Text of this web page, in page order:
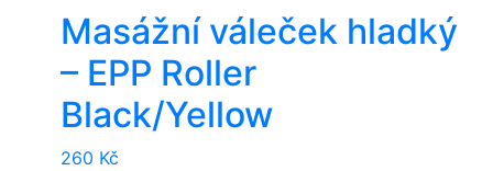
Masážní váleček hladký
– EPP Roller
Black/Yellow
260 Kč